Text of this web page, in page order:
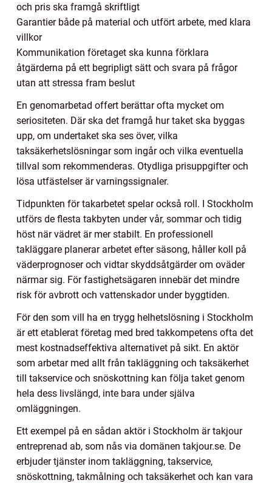
och pris ska framgå skriftligt
Garantier både på material och utfört arbete, med klara
villkor
Kommunikation företaget ska kunna förklara
åtgärderna på ett begripligt sätt och svara på frågor
utan att stressa fram beslut
En genomarbetad offert berättar ofta mycket om
seriositeten. Där ska det framgå hur taket ska byggas
upp, om undertaket ska ses över, vilka
taksäkerhetslösningar som ingår och vilka eventuella
tillval som rekommenderas. Otydliga prisuppgifter och
lösa utfästelser är varningssignaler.
Tidpunkten för takarbetet spelar också roll. I Stockholm
utförs de flesta takbyten under vår, sommar och tidig
höst när vädret är mer stabilt. En professionell
takläggare planerar arbetet efter säsong, håller koll på
väderprognoser och vidtar skyddsåtgärder om oväder
närmar sig. För fastighetsägaren innebär det mindre
risk för avbrott och vattenskador under byggtiden.
För den som vill ha en trygg helhetslösning i Stockholm
är ett etablerat företag med bred takkompetens ofta det
mest kostnadseffektiva alternativet på sikt. En aktör
som arbetar med allt från takläggning och taksäkerhet
till takservice och snöskottning kan följa taket genom
hela dess livslängd, inte bara under själva
omläggningen.
Ett exempel på en sådan aktör i Stockholm är takjour
entreprenad ab, som nås via domänen takjour.se. De
erbjuder tjänster inom takläggning, takservice,
snöskottning, takmålning och taksäkerhet och kan vara